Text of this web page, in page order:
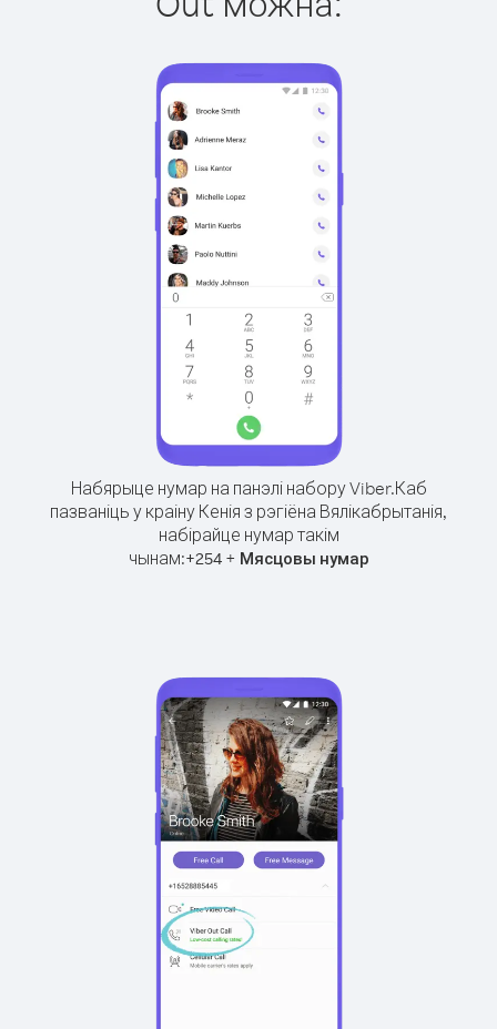
Набярыце нумар на панэлі набору Viber.Каб
пазваніць у краіну Кенія з рэгіёна Вялікабрытанія,
набірайце нумар такім
чынам:+254+ Мясцовы нумар